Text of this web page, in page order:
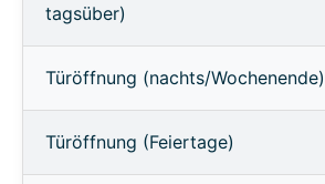
tagsüber)
Türöffnung (nachts/Wochenende)
Türöffnung (Feiertage)